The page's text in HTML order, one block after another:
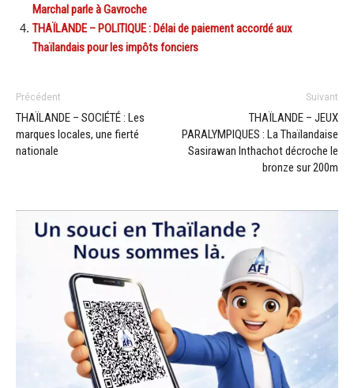
Marchal parle à Gavroche
THAÏLANDE – POLITIQUE : Délai de paiement accordé aux
Thaïlandais pour les impôts fonciers
Précédent
THAÏLANDE – SOCIÉTÉ : Les
marques locales, une fierté
nationale
Suivant
THAÏLANDE – JEUX
PARALYMPIQUES : La Thaïlandaise
Sasirawan Inthachot décroche le
bronze sur 200m